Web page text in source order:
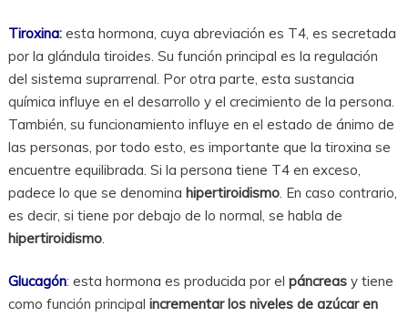
Tiroxina: esta hormona, cuya abreviación es T4, es secretada
por la glándula tiroides. Su función principal es la regulación
del sistema suprarrenal. Por otra parte, esta sustancia
química influye en el desarrollo y el crecimiento de la persona.
También, su funcionamiento influye en el estado de ánimo de
las personas, por todo esto, es importante que la tiroxina se
encuentre equilibrada. Si la persona tiene T4 en exceso,
padece lo que se denomina hipertiroidismo. En caso contrario,
es decir, si tiene por debajo de lo normal, se habla de
hipertiroidismo.
Glucagón: esta hormona es producida por el páncreasy tiene
como función principal incrementar los niveles de azúcar en